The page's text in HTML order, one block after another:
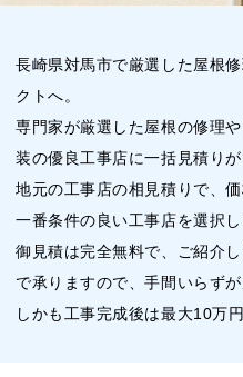
長崎県対馬市で厳選した屋根
クトへ。
専門家が厳選した屋根の修理
装の優良工事店に一括見積りが
地元の工事店の相見積りで、
一番条件の良い工事店を選択
御見積は完全無料で、ご紹介
で承りますので、手間いらずが
しかも工事完成後は最大10万